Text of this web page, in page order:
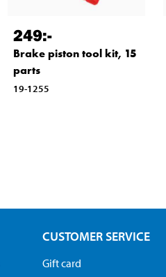
249:-
Brake piston tool kit, 15
parts
19-1255
CUSTOMER SERVICE
Gift card